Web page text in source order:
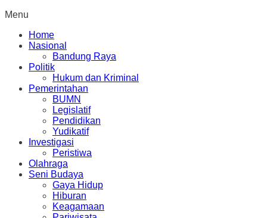
Menu
Home
Nasional
Bandung Raya
Politik
Hukum dan Kriminal
Pemerintahan
BUMN
Legislatif
Pendidikan
Yudikatif
Investigasi
Peristiwa
Olahraga
Seni Budaya
Gaya Hidup
Hiburan
Keagamaan